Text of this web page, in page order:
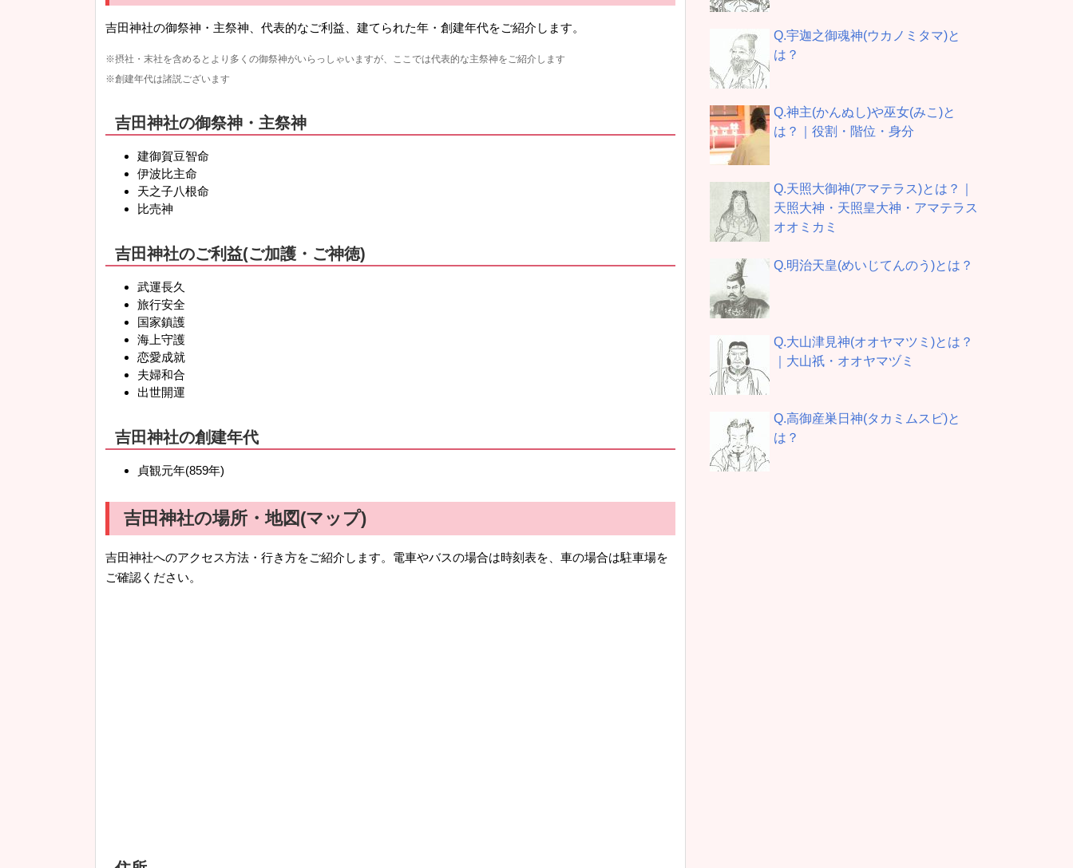
吉田神社の御祭神・主祭神、代表的なご利益、建てられた年・創建年代をご紹介します。
※摂社・末社を含めるとより多くの御祭神がいらっしゃいますが、ここでは代表的な主祭神をご紹介します
※創建年代は諸説ございます
吉田神社の御祭神・主祭神
建御賀豆智命
伊波比主命
天之子八根命
比売神
吉田神社のご利益(ご加護・ご神徳)
武運長久
旅行安全
国家鎮護
海上守護
恋愛成就
夫婦和合
出世開運
吉田神社の創建年代
貞観元年(859年)
吉田神社の場所・地図(マップ)
吉田神社へのアクセス方法・行き方をご紹介します。電車やバスの場合は時刻表を、車の場合は駐車場を
ご確認ください。
Q.宇迦之御魂神(ウカノミタマ)と
は？
Q.神主(かんぬし)や巫女(みこ)と
は？｜役割・階位・身分
Q.天照大御神(アマテラス)とは？｜
天照大神・天照皇大神・アマテラス
オオミカミ
Q.明治天皇(めいじてんのう)とは？
Q.大山津見神(オオヤマツミ)とは？
｜大山祇・オオヤマヅミ
Q.高御産巣日神(タカミムスビ)と
は？